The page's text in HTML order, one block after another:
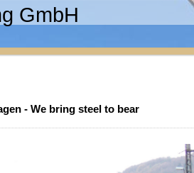
GmbH
- We bring steel to bear